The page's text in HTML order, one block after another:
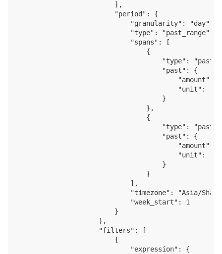
                        ],
                        "period": {
                            "granularity": "day",
                            "type": "past_range",
                            "spans": [
                                {
                                    "type": "past",
                                    "past": {
"amount":
"unit":
                                    }
                                },
                                {
                                    "type": "past",
                                    "past": {
"amount":
"unit":
                                    }
                                }
                            ],
"timezone": "Asia/
                            "week_start": 1
                        }
                    },
                    "filters": [
                        {
                            "expression": {